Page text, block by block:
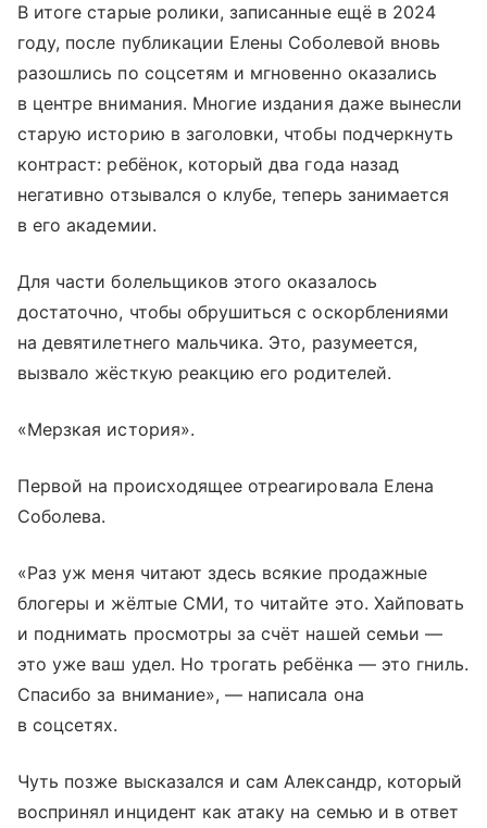
В итоге старые ролики, записанные ещё в 2024
году, после публикации Елены Соболевой вновь
разошлись по соцсетям и мгновенно оказались
в центре внимания. Многие издания даже вынесли
старую историю в заголовки, чтобы подчеркнуть
контраст: ребёнок, который два года назад
негативно отзывался о клубе, теперь занимается
в его академии.
Для части болельщиков этого оказалось
достаточно, чтобы обрушиться с оскорблениями
на девятилетнего мальчика. Это, разумеется,
вызвало жёсткую реакцию его родителей.
«Мерзкая история».
Первой на происходящее отреагировала Елена
Соболева.
«Раз уж меня читают здесь всякие продажные
блогеры и жёлтые СМИ, то читайте это. Хайповать
и поднимать просмотры за счёт нашей семьи —
это уже ваш удел. Но трогать ребёнка — это гниль.
Спасибо за внимание», — написала она
в соцсетях.
Чуть позже высказался и сам Александр, который
воспринял инцидент как атаку на семью и в ответ